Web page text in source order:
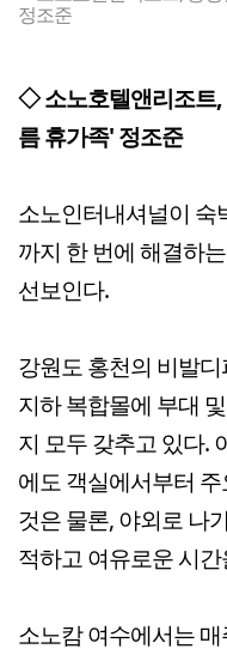
정조준
◇ 소노호텔앤리조트,
름 휴가족' 정조준
소노인터내셔널이 숙
까지 한 번에 해결하
선보인다.
강원도 홍천의 비발
지하 복합몰에 부대
지 모두 갖추고 있다.
에도 객실에서부터
것은 물론, 야외로 나
적하고 여유로운 시
소노캄 여수에서는